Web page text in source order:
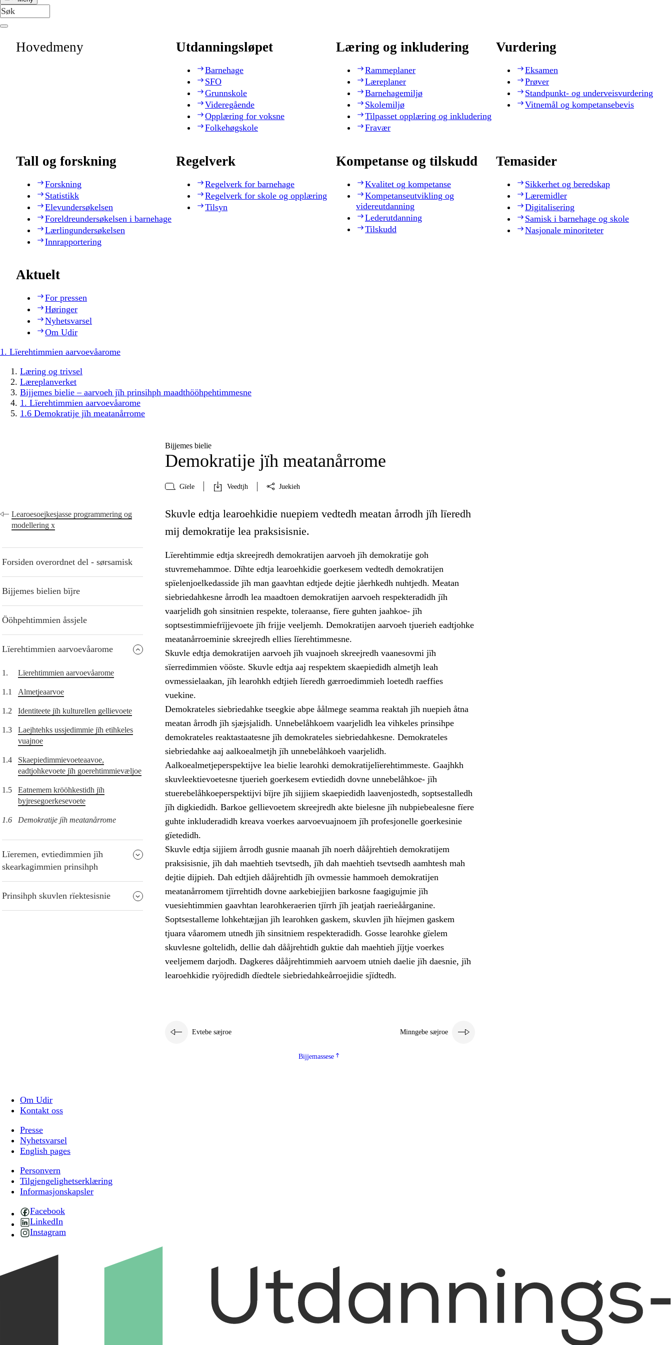
Hovedmeny Utdanningsløpet
Barnehage
SFO
Grunnskole
Videregående
Opplæring for voksne
Folkehøgskole
Læring og inkludering
Rammeplaner
Læreplaner
Barnehagemiljø
Skolemiljø
Tilpasset opplæring og inkludering
Fravær
Vurdering
Eksamen
Prøver
Standpunkt- og underveisvurdering
Vitnemål og kompetansebevis
Tall og forskning
Forskning
Statistikk
Elevundersøkelsen
Foreldreundersøkelsen i barnehage
Lærlingundersøkelsen
Innrapportering
Regelverk
Regelverk for barnehage
Regelverk for skole og opplæring
Tilsyn
Kompetanse og tilskudd
Kvalitet og kompetanse
Kompetanseutvikling og
videreutdanning
Lederutdanning
Tilskudd
Temasider
Sikkerhet og beredskap
Læremidler
Digitalisering
Samisk i barnehage og skole
Nasjonale minoriteter
Aktuelt
For pressen
Høringer
Nyhetsvarsel
Om Udir
1. Lïerehtimmien aarvoevåarome
Læring og trivsel
Læreplanverket
Bijjemes bielie – aarvoeh jïh prinsihph maadthööhpehtimmesne
1. Lïerehtimmien aarvoevåarome
1.6 Demokratije jïh meatanårrome
Bijjemes bielie
Demokratije jïh meatanårrome
Gïele Veedtjh Juekieh
Learoesoejkesjasse programmering og
modellering x
Forsiden overordnet del - sørsamisk
Bijjemes bielien bïjre
Ööhpehtimmien åssjele
Lïerehtimmien aarvoevåarome
1. Lïerehtimmien aarvoevåarome
1.1 Almetjeaarvoe
1.2 Identiteete jïh kulturellen gellievoete
1.3
Laejhtehks ussjedimmie jïh etihkeles
vuajnoe
1.4
Skaepiedimmievoeteaavoe,
eadtjohkevoete jïh goerehtimmievæljoe
1.5
Eatnemem krööhkestidh jïh
byjresegoerkesevoete
1.6 Demokratije jïh meatanårrome
Lïeremen, evtiedimmien jïh
skearkagimmien prinsihph
Prinsihph skuvlen rïektesisnie
Skuvle edtja learoehkidie nuepiem vedtedh meatan årrodh jïh lïeredh
mij demokratije lea praksisisnie.
Lïerehtimmie edtja skreejredh demokratijen aarvoeh jïh demokratije goh
stuvremehammoe. Dïhte edtja learoehkidie goerkesem vedtedh demokratijen
spïelenjoelkedasside jïh man gaavhtan edtjede dejtie jåerhkedh nuhtjedh. Meatan
siebriedahkesne årrodh lea maadtoen demokratijen aarvoeh respekteradidh jïh
vaarjelidh goh sinsitnien respekte, toleraanse, fïere guhten jaahkoe- jïh
soptsestimmiefrïjjevoete jïh frijje veeljemh. Demokratijen aarvoeh tjuerieh eadtjohke
meatanårroeminie skreejredh ellies lïerehtimmesne.
Skuvle edtja demokratijen aarvoeh jïh vuajnoeh skreejredh vaanesovmi jïh
sïerredimmien vööste. Skuvle edtja aaj respektem skaepiedidh almetjh leah
ovmessielaakan, jïh learohkh edtjieh lïeredh gærroedimmieh loetedh raeffies
vuekine.
Demokrateles siebriedahke tseegkie abpe åålmege seamma reaktah jïh nuepieh åtna
meatan årrodh jïh sjæjsjalidh. Unnebelåhkoem vaarjelidh lea vihkeles prinsihpe
demokrateles reaktastaatesne jïh demokrateles siebriedahkesne. Demokrateles
siebriedahke aaj aalkoealmetjh jïh unnebelåhkoeh vaarjelidh.
Aalkoealmetjeperspektijve lea bielie learohki demokratijelïerehtimmeste. Gaajhkh
skuvleektievoetesne tjuerieh goerkesem evtiedidh dovne unnebelåhkoe- jïh
stuerebelåhkoeperspektijvi bïjre jïh sijjiem skaepiedidh laavenjostedh, soptsestalledh
jïh digkiedidh. Barkoe gellievoetem skreejredh akte bielesne jïh nubpiebealesne fïere
guhte inkluderadidh kreava voerkes aarvoevuajnoem jïh profesjonelle goerkesinie
gïetedidh.
Skuvle edtja sijjiem årrodh gusnie maanah jïh noerh dååjrehtieh demokratijem
praksisisnie, jïh dah maehtieh tsevtsedh, jïh dah maehtieh tsevtsedh aamhtesh mah
dejtie dijpieh. Dah edtjieh dååjrehtidh jïh ovmessie hammoeh demokratijen
meatanårromem tjïrrehtidh dovne aarkebiejjien barkosne faagigujmie jïh
vuesiehtimmien gaavhtan learohkeraerien tjïrrh jïh jeatjah raerieåårganine.
Soptsestalleme lohkehtæjjan jïh learohken gaskem, skuvlen jïh hïejmen gaskem
tjuara våaromem utnedh jïh sinsitniem respekteradidh. Gosse learohke gïelem
skuvlesne goltelidh, dellie dah dååjrehtidh guktie dah maehtieh jïjtje voerkes
veeljemem darjodh. Dagkeres dååjrehtimmieh aarvoem utnieh daelie jïh daesnie, jïh
learoehkidie ryöjredidh dïedtele siebriedahkeårroejidie sjïdtedh.
Evtebe sæjroe Minngebe sæjroe
Bijjemassese
Om Udir
Kontakt oss
Presse
Nyhetsvarsel
English pages
Personvern
Tilgjengelighetserklæring
Informasjonskapsler
Facebook
LinkedIn
Instagram